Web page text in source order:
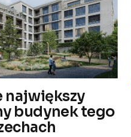
największy
budynek tego